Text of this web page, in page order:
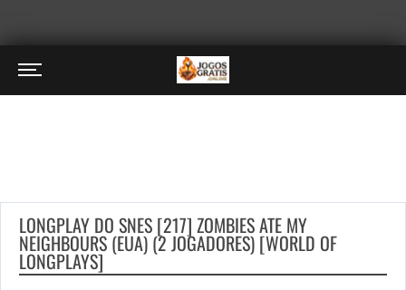
LONGPLAY DO SNES [217] ZOMBIES ATE MY
NEIGHBOURS (EUA) (2 JOGADORES) [WORLD OF
LONGPLAYS]